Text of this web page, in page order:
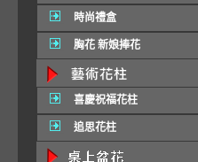
時尚禮盒
胸花 新娘捧花
喜慶祝福花柱
追思花柱